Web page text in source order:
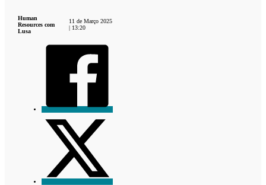
Human
Resources com
Lusa
11 de Março 2025
| 13:20